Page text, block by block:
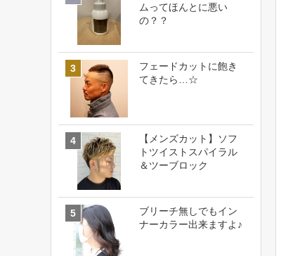
ムってほんとに悪い
の？？
フェードカットに飽き
てきたら…☆
【メンズカット】ソフ
トツイストスパイラル
＆ツーブロック
ブリーチ無しでもイン
ナーカラー出来ますよ♪